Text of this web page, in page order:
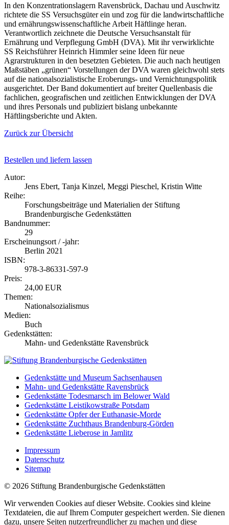
In den Konzentrationslagern Ravensbrück, Dachau und Auschwitz
richtete die SS Versuchsgüter ein und zog für die landwirtschaftliche
und ernährungswissenschaftliche Arbeit Häftlinge heran.
Verantwortlich zeichnete die Deutsche Versuchsanstalt für
Ernährung und Verpflegung GmbH (DVA). Mit ihr verwirklichte
SS Reichsführer Heinrich Himmler seine Ideen für neue
Agrarstrukturen in den besetzten Gebieten. Die auch nach heutigen
Maßstäben „grünen“ Vorstellungen der DVA waren gleichwohl stets
auf die nationalsozialistische Eroberungs- und Vernichtungspolitik
ausgerichtet. Der Band dokumentiert auf breiter Quellenbasis die
fachlichen, geografischen und zeitlichen Entwicklungen der DVA
und ihres Personals und publiziert bislang unbekannte
Häftlingsberichte und Akten.
Zurück zur Übersicht
Bestellen und liefern lassen
Autor:
Jens Ebert, Tanja Kinzel, Meggi Pieschel, Kristin Witte
Reihe:
Forschungsbeiträge und Materialien der Stiftung
Brandenburgische Gedenkstätten
Bandnummer:
29
Erscheinungsort / -jahr:
Berlin 2021
ISBN:
978-3-86331-597-9
Preis:
24,00 EUR
Themen:
Nationalsozialismus
Medien:
Buch
Gedenkstätten:
Mahn- und Gedenkstätte Ravensbrück
Gedenkstätte und Museum Sachsenhausen
Mahn- und Gedenkstätte Ravensbrück
Gedenkstätte Todesmarsch im Belower Wald
Gedenkstätte Leistikowstraße Potsdam
Gedenkstätte Opfer der Euthanasie-Morde
Gedenkstätte Zuchthaus Brandenburg-Görden
Gedenkstätte Lieberose in Jamlitz
Impressum
Datenschutz
Sitemap
© 2026 Stiftung Brandenburgische Gedenkstätten
Wir verwenden Cookies auf dieser Website. Cookies sind kleine
Textdateien, die auf Ihrem Computer gespeichert werden. Sie dienen
dazu, unsere Seiten nutzerfreundlicher zu machen und diese